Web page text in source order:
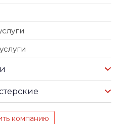
компанию